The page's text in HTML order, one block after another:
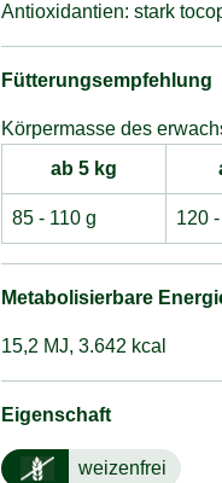
Antioxidantien: stark
Fütterungsempfehlung
Körpermasse des
ab 5 kg
85 - 110 g 120
Metabolisierbare
15,2 MJ, 3.642 kcal
Eigenschaft
weizenfrei